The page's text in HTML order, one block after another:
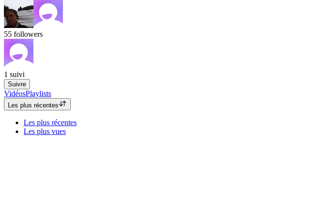
55 followers
1 suivi
Suivre
VidéosPlaylists
Les plus récentes
Les plus récentes
Les plus vues